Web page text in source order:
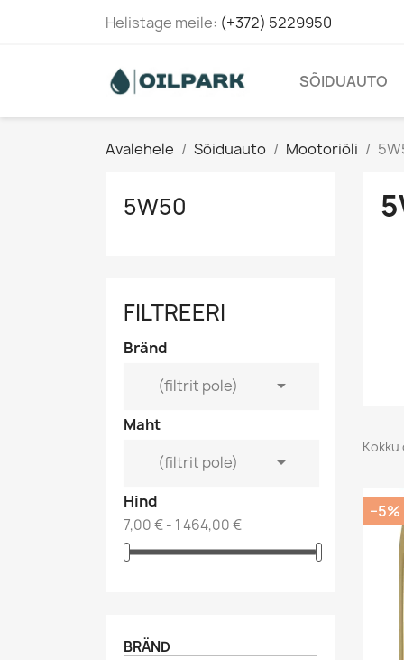
Helistage meile: (+372) 5229950
SÕIDUAUTO
Avalehele Sõiduauto Mootoriõli
5W50
FILTREERI
Bränd
(filtrit pole)

Maht
(filtrit pole)

Hind
7,00 € - 1 464,00 €
BRÄND
−5%